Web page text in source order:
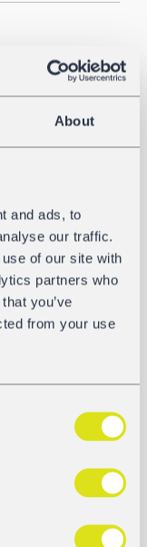
About
and ads, to
our traffic.
of our site with
partners who
you’ve
from your use